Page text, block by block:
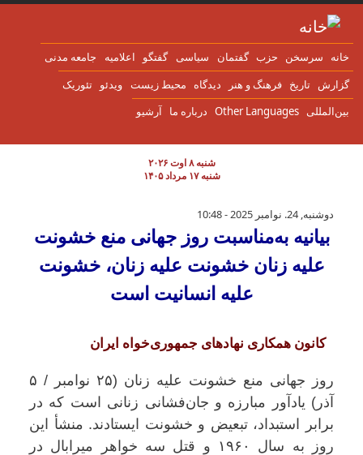
به محتوای اصلی
سرسخن حزب گفتمان سياسی گفتگو اعلاميه جامعه مدنی
تاریخ فرهنگ و هنر دیدگاه محیط زیست ویدئو تئوریک
Other Languages درباره ما آرشیو
شنبه ۸ اوت ۲۰۲۶
شنبه ۱۷ مرداد ۱۴۰۵
بیانیه‌ به‌مناسبت روز جهانی منع خشونت
دوشنبه, 24. نوامبر 2025 - 10:48
بیانیه‌ به‌مناسبت روز جهانی منع خشونت
علیه زنان خشونت علیه زنان، خشونت
علیه انسانیت است
کانون همکاری نهادهای جمهوری‌خواه ایران
روز جهانی منع خشونت علیه زنان (۲۵ نوامبر / ۵
آذر) یادآور مبارزه و جان‌فشانی زنانی است که در
برابر استبداد، تبعیض و خشونت ایستادند. منشأ این
روز به سال ۱۹۶۰ و قتل سه خواهر میرابال در